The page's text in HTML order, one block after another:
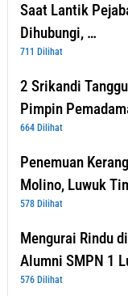
Saat Lantik
Dihubungi, …
711 Dilihat
2 Srikandi
Pimpin
664 Dilihat
Penemuan
Molino, Luwuk
578 Dilihat
Mengurai Rindu
Alumni SMPN 1
576 Dilihat